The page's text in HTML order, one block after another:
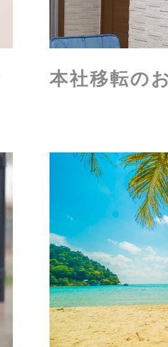
本社移転の